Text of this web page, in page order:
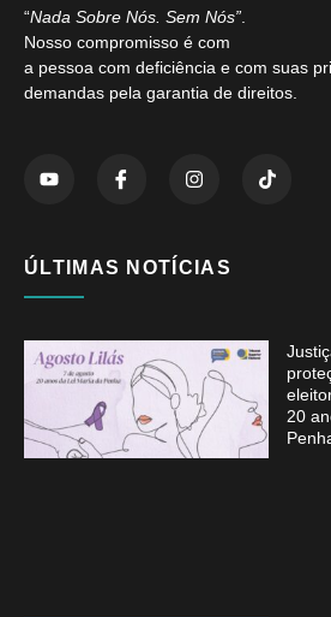
“Nada Sobre Nós. Sem Nós”
Nosso compromisso é com
a pessoa com deficiência e com suas
demandas pela garantia de direitos.
ÚLTIMAS NOTÍCIAS
20